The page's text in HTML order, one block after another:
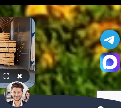
⛶ ✖